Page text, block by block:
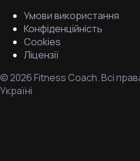
Умови використання
Конфіденційність
Cookies
Ліцензії
©2026Fitness Coach.Всі
Україні